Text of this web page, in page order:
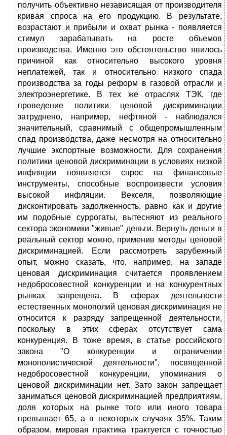
получить объективно независящая от производителя
кривая спроса на его продукцию. В результате,
возрастают и прибыли и охват рынка - появляется
стимул зарабатывать на росте объемов
производства. Именно это обстоятельство явилось
причиной как относительно высокого уровня
неплатежей, так и относительно низкого спада
производства за годы реформ в газовой отрасли и
электроэнергетике. В тех же отраслях ТЭК, где
проведение политики ценовой дискриминации
затруднено, например, нефтяной - наблюдался
значительный, сравнимый с общепромышленным
спад производства, даже несмотря на относительно
лучшие экспортные возможности. Для сохранения
политики ценовой дискриминации в условиях низкой
инфляции появляется спрос на финансовые
инструменты, способные воспроизвести условия
высокой инфляции. Векселя, позволяющие
дисконтировать задолженность, равно как и другие
им подобные суррогаты, вытесняют из реального
сектора экономики "живые" деньги. Вернуть деньги в
реальный сектор можно, применив методы ценовой
дискриминацией. Если рассмотреть зарубежный
опыт, можно сказать, что, например, на западе
ценовая дискриминация считается проявлением
недобросовестной конкуренции и на конкурентных
рынках запрещена. В сферах деятельности
естественных монополий ценовая дискриминация не
относится к разряду запрещенной деятельности,
поскольку в этих сферах отсутствует сама
конкуренция. В тоже время, в статье российского
закона "О конкуренции и ограничении
монополистической деятельности", посвященной
недобросовестной конкуренции, упоминания о
ценовой дискриминации нет. Зато закон запрещает
заниматься ценовой дискриминацией предприятиям,
доля которых на рынке того или иного товара
превышает 65, а в некоторых случаях 35%. Таким
образом, мировая практика трактуется с точностью